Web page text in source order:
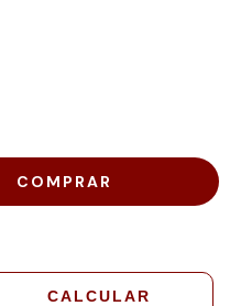
CALCULAR